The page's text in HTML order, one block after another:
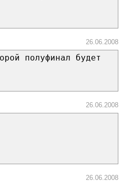
26.06.2008
полуфинал будет
26.06.2008
26.06.2008